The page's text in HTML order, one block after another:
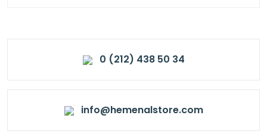
0 (212) 438 50 34
info@hemenalstore.com